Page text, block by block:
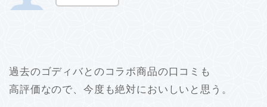
過去のゴディバとのコラボ商品の口コミも
高評価なので、今度も絶対においしいと思う。